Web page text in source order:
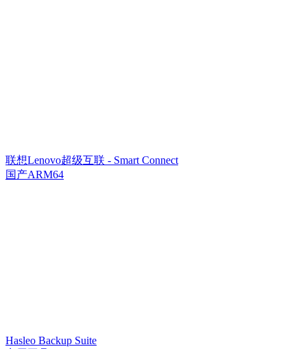
联想Lenovo超级互联 - Smart Connect
国产ARM64
Hasleo Backup Suite